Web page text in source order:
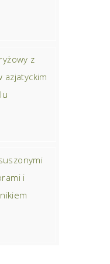
z
azjatyckim
i